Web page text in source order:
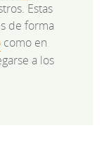
Estas
de forma
como en
a los